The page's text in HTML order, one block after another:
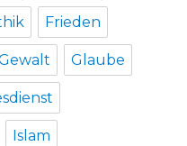
Frieden
Glaube
Islam